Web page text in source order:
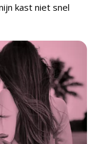
kast niet snel